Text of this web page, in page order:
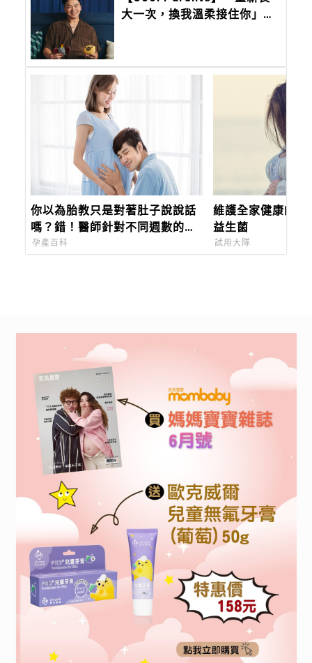
大一次，換我溫柔接住你」甜
城堡
你以為胎教只是對著肚子說說話
嗎？錯！醫師針對不同週數的胎
兒，給出不同的胎教，顛覆你對
孕產百科
維護全家健康的
益生菌
試用大隊